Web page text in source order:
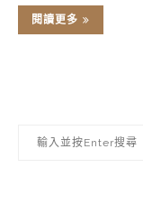
閱讀更多